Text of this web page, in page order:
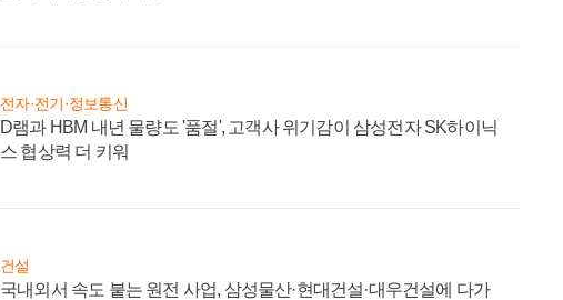
전자·전기·정보통신
D램과 HBM 내년 물량도 '품절', 고객사 위기감이 삼성전자 SK하이닉
스 협상력 더 키워
건설
국내외서 속도 붙는 원전 사업, 삼성물산·현대건설·대우건설에 다가